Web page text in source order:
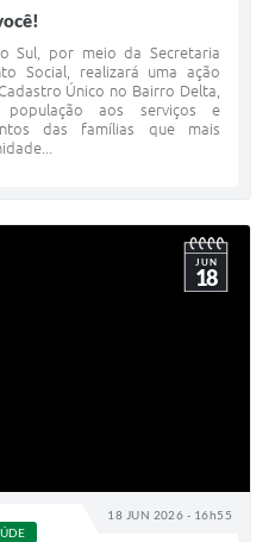
Sul, por meio da Secretaria
Social, realizará uma ação
Único no Bairro Delta,
aos serviços e
das famílias que mais
18 JUN 2026 - 16h55
JUN
18